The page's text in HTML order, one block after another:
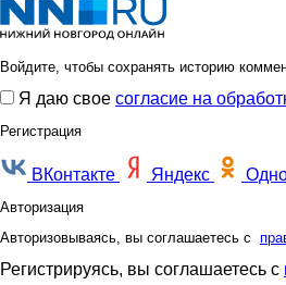
Войдите, чтобы сохранять историю
Я даю свое согласие на
Регистрация
ВКонтакте Яндекс
Авторизация
Авторизовываясь, вы соглашаетесь с
Регистрируясь, вы соглашаетесь с